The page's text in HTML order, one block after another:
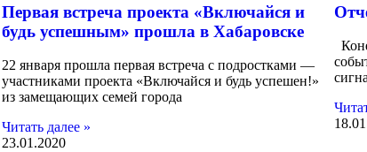
Первая встреча проекта «Включайся и
будь успешным» прошла в Хабаровске
22 января прошла первая встреча с подростками —
участниками проекта «Включайся и будь успешен!»
из замещающих семей города
Читать далее »
23.01.2020